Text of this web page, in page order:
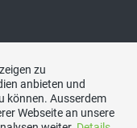
zu
anbieten und
können. Ausserdem
Webseite an unsere